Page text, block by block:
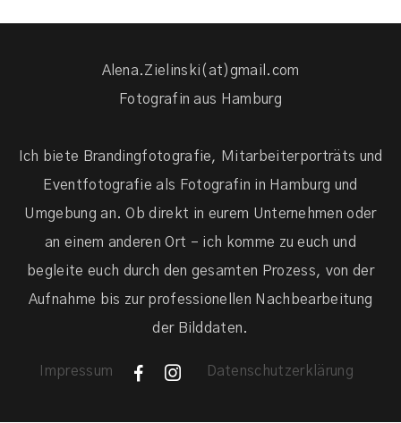
Alena.Zielinski(at)gmail.com
Fotografin aus Hamburg
Ich biete Brandingfotografie, Mitarbeiterporträts und
Eventfotografie als Fotografin in Hamburg und
Umgebung an. Ob direkt in eurem Unternehmen oder
an einem anderen Ort – ich komme zu euch und
begleite euch durch den gesamten Prozess, von der
Aufnahme bis zur professionellen Nachbearbeitung
der Bilddaten.
Impressum F I Datenschutzerklärung